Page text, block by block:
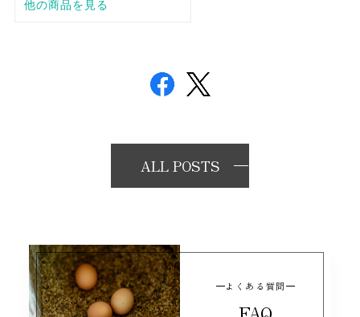
ALL POSTS
よくある質問